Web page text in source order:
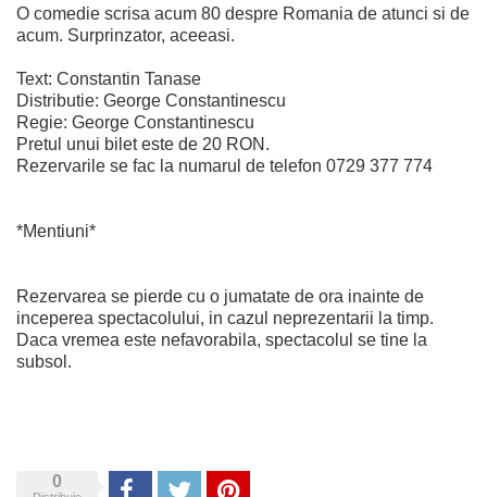
O comedie scrisa acum 80 despre Romania de atunci si de
acum. Surprinzator, aceeasi.
Text: Constantin Tanase
Distributie: George Constantinescu
Regie: George Constantinescu
Pretul unui bilet este de 20 RON.
Rezervarile se fac la numarul de telefon 0729 377 774
*Mentiuni*
Rezervarea se pierde cu o jumatate de ora inainte de
inceperea spectacolului, in cazul neprezentarii la timp.
Daca vremea este nefavorabila, spectacolul se tine la
subsol.
0 Share Tweet Pinterest